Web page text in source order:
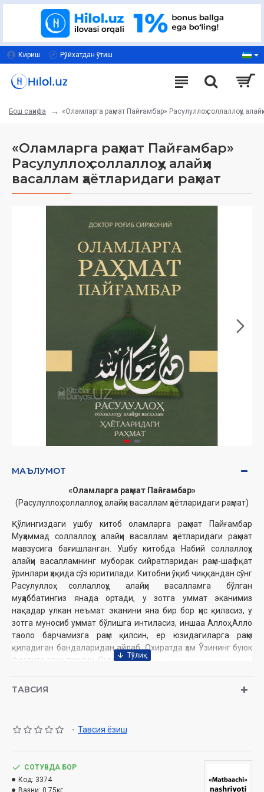
Кириш Рўйхатдан ўтиш
Бош саҳифа «Оламларга раҳмат Пайғамбар» Расулуллоҳ соллаллоҳу
«Оламларга раҳмат Пайғамбар»
Расулуллоҳ соллаллоҳу алайҳи
васаллам ҳаётларидаги раҳмат
МАЪЛУМОТ
«Оламларга раҳмат Пайғамбар»
(Расулуллоҳ соллаллоҳу алайҳи васаллам ҳаётларидаги раҳмат)
Қўлингиздаги ушбу китоб оламларга раҳмат Пайғамбар
Муҳаммад соллаллоҳу алайҳи васаллам ҳаётларидаги раҳмат
мавзусига бағишланган. Ушбу китобда Набий соллаллоҳу
алайҳи васалламнинг муборак сийратларидан раҳм-шафқат
ўринлари ҳақида сўз юритилади. Китобни ўқиб чиққандан сўнг
Расулуллоҳ соллаллоҳу алайҳи васалламга бўлган
муҳаббатингиз янада ортади, у зотга уммат эканимиз
нақадар улкан неъмат эканини яна бир бор ҳис қиласиз, у
зотга муносиб уммат бўлишга интиласиз, иншаа Аллоҳ. Аллоҳ
таоло барчамизга раҳм қилсин, ер юзидагиларга раҳм
қиладиган бандаларидан айлаб, Охиратда ҳам Ўзининг буюк
фазлига эриштирсин. Омийн!
МУАЛЛИФ, АСАР ВА ТАРЖИМА ҲАҚИДА
Мисрнинг, балки дунёнинг машҳур уламоларидан бири
битирган. 1992 йил магистрлик даражасини олган. Доктор
Рогиб Саржоний 1991 йилда Курьони каримни ёд олган ва
Ислом тарихига оид кўплаб тадқиқотлар, илмий ишларни
ТАВСИЯ
- Тавсия ёзиш
СОТУВДА БОР
Код: 3374